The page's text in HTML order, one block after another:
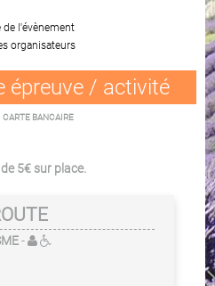
de l'évènement
organisateurs
épreuve / activité
CARTE BANCAIRE
5€ sur place.
-